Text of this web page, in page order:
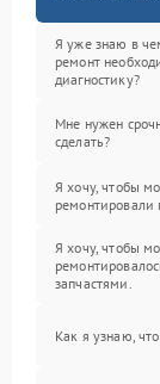
Я уже знаю в
ремонт
диагностику?
Мне нужен
сделать?
Я хочу, чтобы
ремонтировали
Я хочу, чтобы
запчастями.
Как я узнаю,